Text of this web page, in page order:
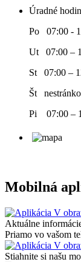
Úradné
Po 07:00 -
Ut 07:00 –
St 07:00 –
Št
Pi 07:00
Mobilná
Aktuálne
Priamo vo vašom
Stiahnite si našu